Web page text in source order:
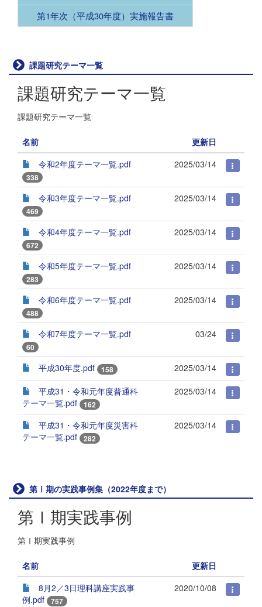
第1年次（平成30年度）実施報告書
課題研究テーマ一覧
課題研究テーマ一覧
課題研究テーマ一覧
名前
更新日
令和2年度テーマ一覧.pdf
338
2025/03/14
令和3年度テーマ一覧.pdf
469
2025/03/14
令和4年度テーマ一覧.pdf
672
2025/03/14
令和5年度テーマ一覧.pdf
283
2025/03/14
令和6年度テーマ一覧.pdf
488
2025/03/14
令和7年度テーマ一覧.pdf
60
03/24
平成30年度.pdf 158
2025/03/14
平成31・令和元年度普通科
テーマ一覧.pdf
162
2025/03/14
平成31・令和元年度災害科
テーマ一覧.pdf
282
2025/03/14
第Ⅰ期の実践事例集（2022年度まで）
第Ⅰ期実践事例
第Ⅰ期実践事例
名前
更新日
8月2／3日理科講座実践事
例.pdf
757
2020/10/08